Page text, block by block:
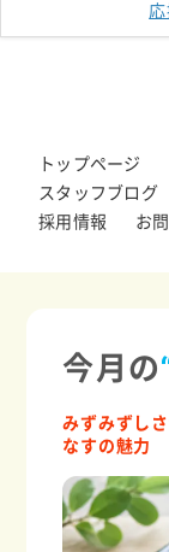
トップページ
スタッフブログ
採用情報
お
今月の
みずみずし
なすの魅力